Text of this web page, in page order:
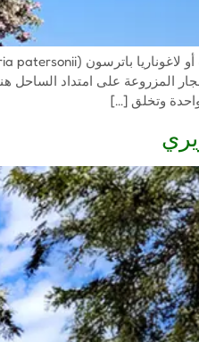
المزروعة على امتداد الساحل
وتخلق […]